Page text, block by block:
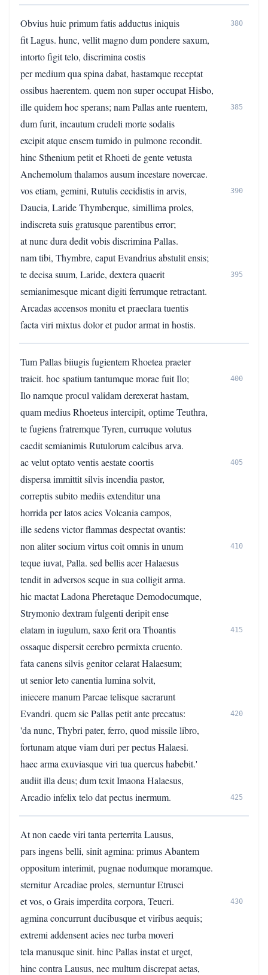
Obvius huic primum fatis adductus iniquis 380
fit Lagus. hunc, vellit magno dum pondere saxum,
intorto figit telo, discrimina costis
per medium qua spina dabat, hastamque receptat
ossibus haerentem. quem non super occupat Hisbo,
ille quidem hoc sperans; nam Pallas ante ruentem,
385
dum furit, incautum crudeli morte sodalis
excipit atque ensem tumido in pulmone recondit.
hinc Sthenium petit et Rhoeti de gente vetusta
Anchemolum thalamos ausum incestare novercae.
vos etiam, gemini, Rutulis cecidistis in arvis,
390
Daucia, Laride Thymberque, simillima proles,
indiscreta suis gratusque parentibus error;
at nunc dura dedit vobis discrimina Pallas.
nam tibi, Thymbre, caput Evandrius abstulit ensis;
te decisa suum, Laride, dextera quaerit
395
semianimesque micant digiti ferrumque retractant.
Arcadas accensos monitu et praeclara tuentis
facta viri mixtus dolor et pudor armat in hostis.
Tum Pallas biiugis fugientem Rhoetea praeter
traicit. hoc spatium tantumque morae fuit Ilo;
400
Ilo namque procul validam derexerat hastam,
quam medius Rhoeteus intercipit, optime Teuthra,
te fugiens fratremque Tyren, curruque volutus
caedit semianimis Rutulorum calcibus arva.
ac velut optato ventis aestate coortis
405
dispersa immittit silvis incendia pastor,
correptis subito mediis extenditur una
horrida per latos acies Volcania campos,
ille sedens victor flammas despectat ovantis:
non aliter socium virtus coit omnis in unum
410
teque iuvat, Palla. sed bellis acer Halaesus
tendit in adversos seque in sua colligit arma.
hic mactat Ladona Pheretaque Demodocumque,
Strymonio dextram fulgenti deripit ense
elatam in iugulum, saxo ferit ora Thoantis
415
ossaque dispersit cerebro permixta cruento.
fata canens silvis genitor celarat Halaesum;
ut senior leto canentia lumina solvit,
iniecere manum Parcae telisque sacrarunt
Evandri. quem sic Pallas petit ante precatus:
420
'da nunc, Thybri pater, ferro, quod missile libro,
fortunam atque viam duri per pectus Halaesi.
haec arma exuviasque viri tua quercus habebit.'
audiit illa deus; dum texit Imaona Halaesus,
Arcadio infelix telo dat pectus inermum.
425
At non caede viri tanta perterrita Lausus,
pars ingens belli, sinit agmina: primus Abantem
oppositum interimit, pugnae nodumque moramque.
sternitur Arcadiae proles, sternuntur Etrusci
et vos, o Grais imperdita corpora, Teucri.
430
agmina concurrunt ducibusque et viribus aequis;
extremi addensent acies nec turba moveri
tela manusque sinit. hinc Pallas instat et urget,
hinc contra Lausus, nec multum discrepat aetas,